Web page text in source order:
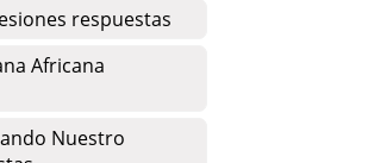
respuestas
Africana
Nuestro